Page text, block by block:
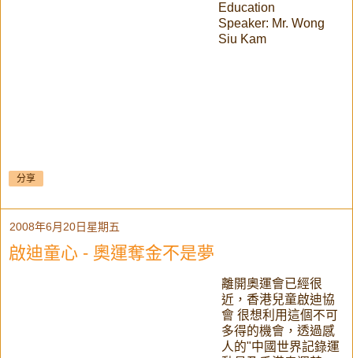
Education
Speaker: Mr. Wong
Siu Kam
分享
2008年6月20日星期五
啟迪童心 - 奧運奪金不是夢
離開奧運會已經很
近，香港兒童啟迪協
會 很想利用這個不可
多得的機會，透過感
人的"中國世界記錄運